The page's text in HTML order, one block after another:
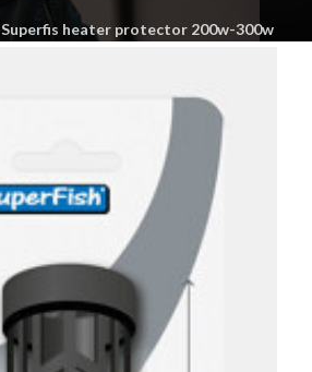
Superfis heater protector 200w-300w